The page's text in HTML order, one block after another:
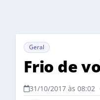
Geral
Frio de
31/10/2017 às 08:02